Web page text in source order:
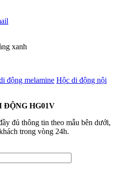
xanh
động melamine Hộc di động nội
ĐỘNG HG01V
đủ thông tin theo mẫu bên dưới,
trong vòng 24h.